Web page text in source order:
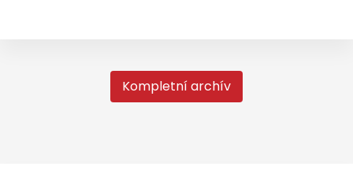
Kompletní archív